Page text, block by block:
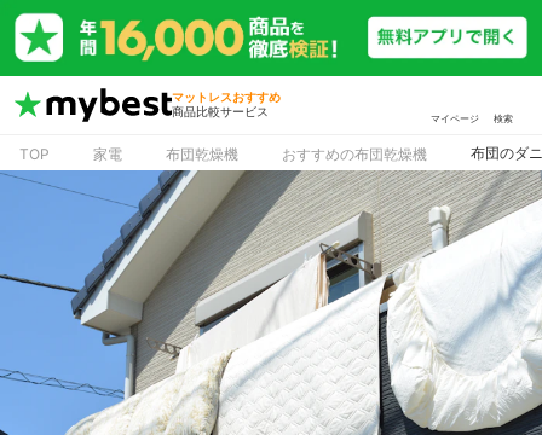
マットレスおすすめ
商品比較サービス
マイページ 検索
TOP 家電 布団乾燥機 おすすめの布団乾燥機 布団のダ